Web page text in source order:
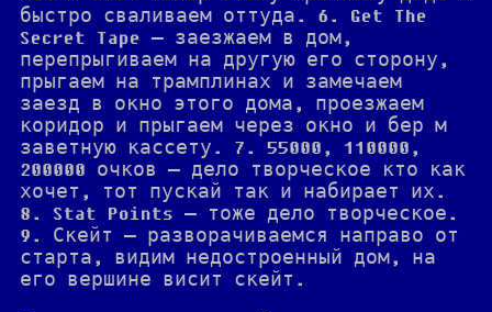
быстро сваливаем оттуда. 6. Get The
Secret Tape — заезжаем в дом,
перепрыгиваем на другую его сторону,
прыгаем на трамплинах и замечаем
заезд в окно этого дома, проезжаем
коридор и прыгаем через окно и бер м
заветную кассету. 7. 55000, 110000,
200000 очков — дело творческое кто как
хочет, тот пускай так и набирает их.
8. Stat Points — тоже дело творческое.
9. Скейт — разворачиваемся направо от
старта, видим недостроенный дом, на
его вершине висит скейт.